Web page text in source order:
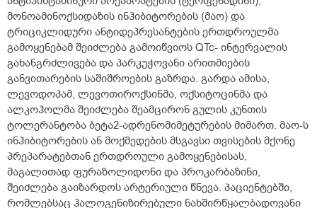
მონოამინოქსიდაზის ინჰიბიტორების (მაო) და
ტრიციკლიდური ანტიდეპრესანტების ერთდროულმა
გამოყენებამ შეიძლება გამოიწვიოს QTc- ინტერვალის
გახანგრძლივება და პარკუჭოვანი არითმიების
განვითარების საშიშროების გაზრდა. გარდა ამისა,
ლევოდოპამ, ლევოთიროქსინმა, ოქსიტოცინმა და
ალკოჰოლმა შეიძლება შეამცირონ გულის კუნთის
ტოლერანტობა ბეტა2-ადრენომიმეტურების მიმართ. მაო-ს
ინჰიბიტორების ან მოქმედების მსგავსი თვისების მქონე
პრეპარატებთან ერთდროული გამოყენებისას,
მაგალითად ფურაზოლიდონი და პროკარბაზინი,
შეიძლება გაიზარდოს არტერიული წნევა. პაციენტებში,
რომლებსაც ჰალოგენიზირებული ნახშირწყალბადოვანი